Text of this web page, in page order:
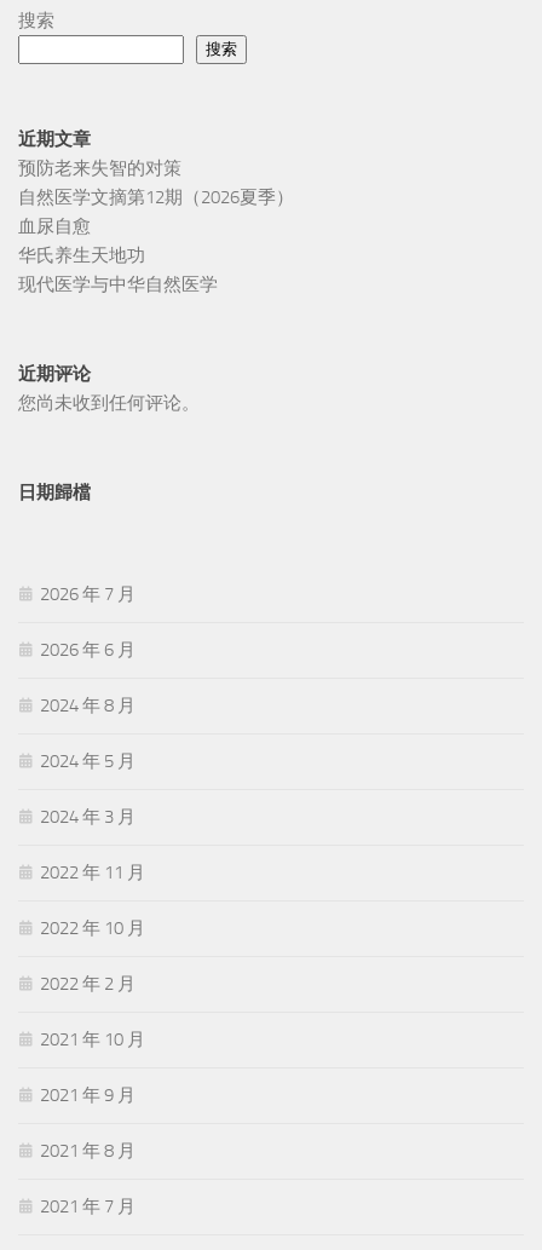
搜索
搜索
近期文章
预防老来失智的对策
自然医学文摘第12期（2026夏季）
血尿自愈
华氏养生天地功
现代医学与中华自然医学
近期评论
您尚未收到任何评论。
日期歸檔
2026 年 7 月
2026 年 6 月
2024 年 8 月
2024 年 5 月
2024 年 3 月
2022 年 11 月
2022 年 10 月
2022 年 2 月
2021 年 10 月
2021 年 9 月
2021 年 8 月
2021 年 7 月